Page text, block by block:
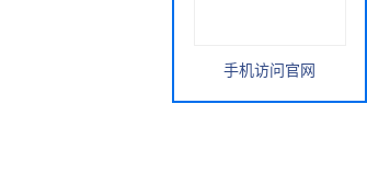
手机访问官网